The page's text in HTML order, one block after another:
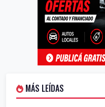
MÁS LEÍDAS